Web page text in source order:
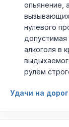
опьянение,
нулевого
алкоголя в
рулем
Удачи на